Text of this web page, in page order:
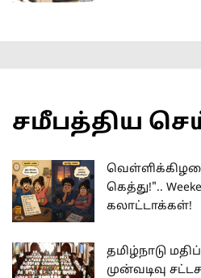
சமீபத்திய
கெத்து!"..
கலாட்டாக்கள்!
தமிழ்நாடு
முன்வடிவு